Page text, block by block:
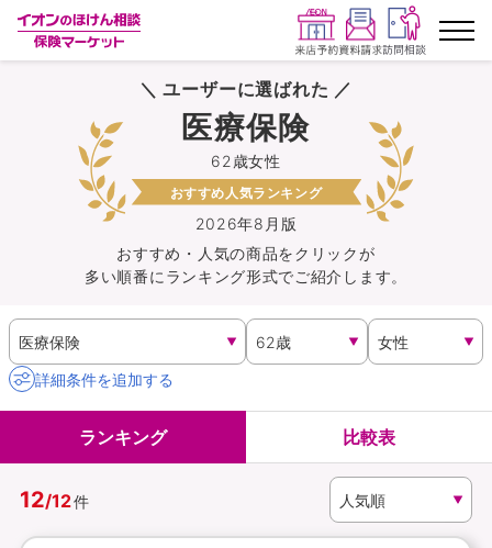
ランキングから探す
保険を比較する
保険会社から探す
イオンカード会員さま専用保険
キャンペーン一覧
イオングループ従業員さま向け
＼ ユーザーに選ばれた ／
2026年8月版
62歳女性
医療保険
おすすめ人気ランキング
おすすめ・人気の商品をクリックが
多い順番にランキング形式でご紹介します。
詳細条件を追加する
ランキング 比較表
12/12件